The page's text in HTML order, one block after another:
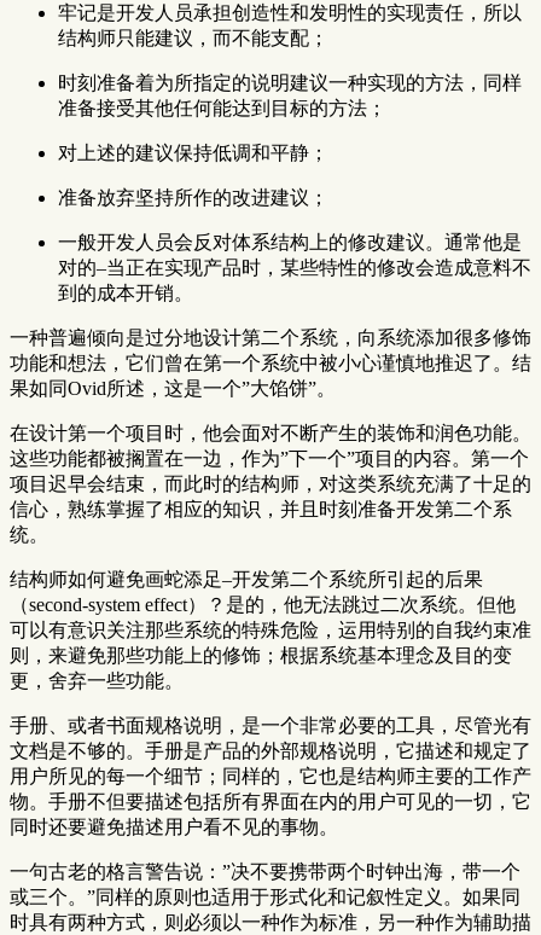
牢记是开发人员承担创造性和发明性的实现责任，所以
结构师只能建议，而不能支配；
时刻准备着为所指定的说明建议一种实现的方法，同样
准备接受其他任何能达到目标的方法；
对上述的建议保持低调和平静；
准备放弃坚持所作的改进建议；
一般开发人员会反对体系结构上的修改建议。通常他是
对的–当正在实现产品时，某些特性的修改会造成意料不
到的成本开销。
一种普遍倾向是过分地设计第二个系统，向系统添加很多修饰
功能和想法，它们曾在第一个系统中被小心谨慎地推迟了。结
果如同Ovid所述，这是一个”大馅饼”。
在设计第一个项目时，他会面对不断产生的装饰和润色功能。
这些功能都被搁置在一边，作为”下一个”项目的内容。第一个
项目迟早会结束，而此时的结构师，对这类系统充满了十足的
信心，熟练掌握了相应的知识，并且时刻准备开发第二个系
统。
结构师如何避免画蛇添足–开发第二个系统所引起的后果
（second-system effect）？是的，他无法跳过二次系统。但他
可以有意识关注那些系统的特殊危险，运用特别的自我约束准
则，来避免那些功能上的修饰；根据系统基本理念及目的变
更，舍弃一些功能。
手册、或者书面规格说明，是一个非常必要的工具，尽管光有
文档是不够的。手册是产品的外部规格说明，它描述和规定了
用户所见的每一个细节；同样的，它也是结构师主要的工作产
物。手册不但要描述包括所有界面在内的用户可见的一切，它
同时还要避免描述用户看不见的事物。
一句古老的格言警告说：”决不要携带两个时钟出海，带一个
或三个。”同样的原则也适用于形式化和记叙性定义。如果同
时具有两种方式，则必须以一种作为标准，另一种作为辅助描